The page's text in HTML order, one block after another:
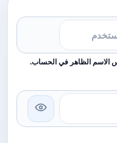
الاسم الظاهر في الحساب.